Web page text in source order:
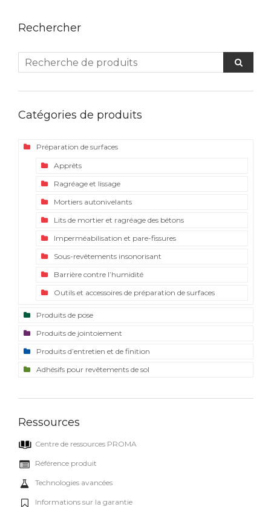
Rechercher
Catégories de produits
Préparation de surfaces
Apprêts
Ragréage et lissage
Mortiers autonivelants
Lits de mortier et ragréage des bétons
Imperméabilisation et pare-fissures
Sous-revêtements insonorisant
Barrière contre l’humidité
Outils et accessoires de préparation de surfaces
Produits de pose
Produits de jointoiement
Produits d’entretien et de finition
Adhésifs pour revêtements de sol
Ressources
Centre de ressources PROMA
Référence produit
Technologies avancées
Informations sur la garantie